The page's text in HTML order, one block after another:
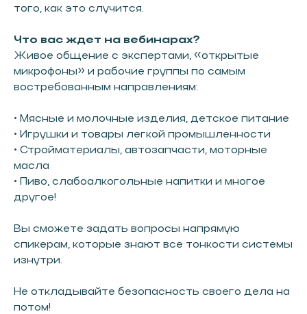
того, как это случится.
Что вас ждет на вебинарах?
Живое общение с экспертами, «открытые
микрофоны» и рабочие группы по самым
востребованным направлениям:
• Мясные и молочные изделия, детское питание
• Игрушки и товары легкой промышленности
• Стройматериалы, автозапчасти, моторные
масла
• Пиво, слабоалкогольные напитки и многое
другое!
Вы сможете задать вопросы напрямую
спикерам, которые знают все тонкости системы
изнутри.
Не откладывайте безопасность своего дела на
потом!